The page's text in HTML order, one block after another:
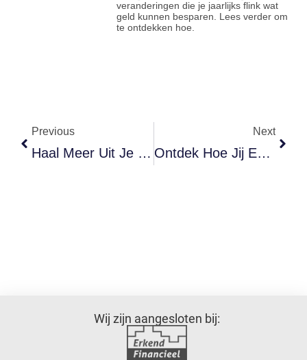
veranderingen die je jaarlijks flink wat
geld kunnen besparen. Lees verder om
te ontdekken hoe.
Previous
Haal Meer Uit Je Reiskosten Als Zzp’er Met Deze Handige Tips
Next
Ontdek Hoe Jij Een Aantrekkelijke Pensioenregeling Voor Je Medewerkers Kunt Opzetten
Wij zijn aangesloten bij: